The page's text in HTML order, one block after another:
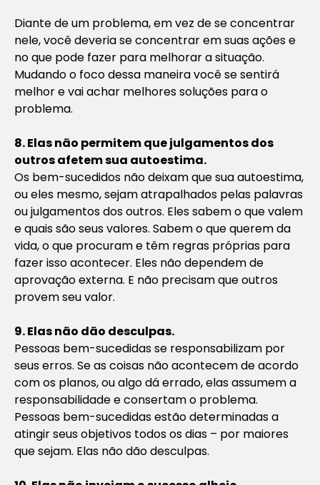
Diante de um problema, em vez de se concentrar
nele, você deveria se concentrar em suas ações e
no que pode fazer para melhorar a situação.
Mudando o foco dessa maneira você se sentirá
melhor e vai achar melhores soluções para o
problema.
8. Elas não permitem que julgamentos dos
outros afetem sua autoestima.
Os bem-sucedidos não deixam que sua autoestima,
ou eles mesmo, sejam atrapalhados pelas palavras
ou julgamentos dos outros. Eles sabem o que valem
e quais são seus valores. Sabem o que querem da
vida, o que procuram e têm regras próprias para
fazer isso acontecer. Eles não dependem de
aprovação externa. E não precisam que outros
provem seu valor.
9. Elas não dão desculpas.
Pessoas bem-sucedidas se responsabilizam por
seus erros. Se as coisas não acontecem de acordo
com os planos, ou algo dá errado, elas assumem a
responsabilidade e consertam o problema.
Pessoas bem-sucedidas estão determinadas a
atingir seus objetivos todos os dias – por maiores
que sejam. Elas não dão desculpas.